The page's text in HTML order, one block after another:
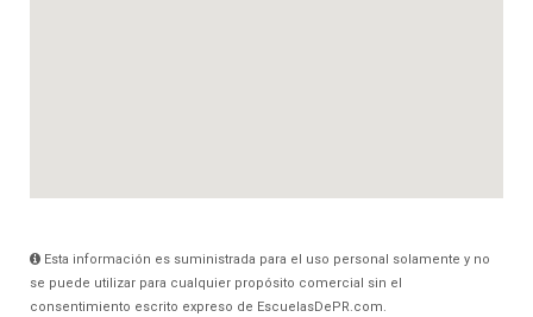
Esta información es suministrada para el uso personal solamente y no
se puede utilizar para cualquier propósito comercial sin el
consentimiento escrito expreso de EscuelasDePR.com.